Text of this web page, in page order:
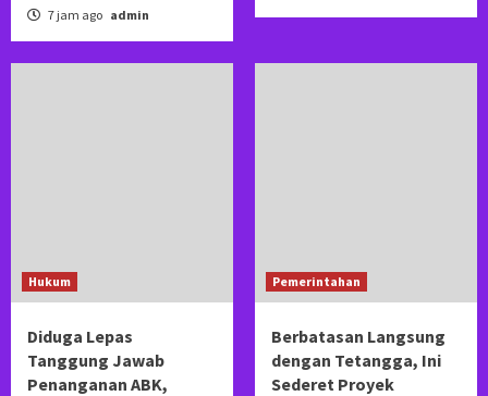
7 jam ago admin
Hukum
Diduga Lepas
Tanggung Jawab
Penanganan ABK,
Pemerintahan
Berbatasan Langsung
dengan Tetangga, Ini
Sederet Proyek